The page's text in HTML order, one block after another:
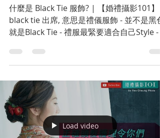
什麼是 Black Tie 服飾? | 【婚禮攝影101】 -
black tie 出席, 意思是禮儀服飾 - 並不是黑色
就是Black Tie - 禮服最緊要適合自己Style -
係”黃金比例” -...
Load video